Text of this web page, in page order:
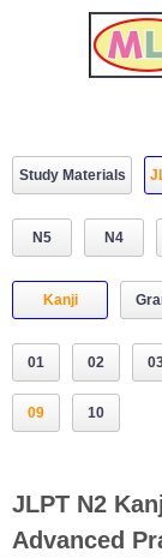
Study Materials
N5 N4
Kanji
01 02
09 10
JLPT N2
Advanced